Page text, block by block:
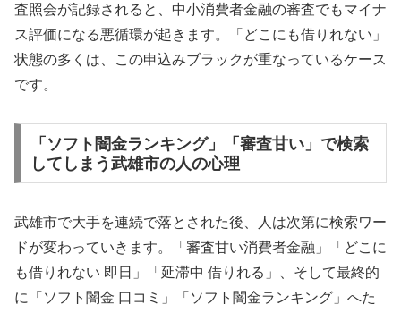
査照会が記録されると、中小消費者金融の審査でもマイナ
ス評価になる悪循環が起きます。「どこにも借りれない」
状態の多くは、この申込みブラックが重なっているケース
です。
「ソフト闇金ランキング」「審査甘い」で検索
してしまう武雄市の人の心理
武雄市で大手を連続で落とされた後、人は次第に検索ワー
ドが変わっていきます。「審査甘い消費者金融」「どこに
も借りれない 即日」「延滞中 借りれる」、そして最終的
に「ソフト闇金 口コミ」「ソフト闇金ランキング」へた